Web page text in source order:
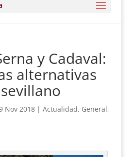
y Cadaval:
alternativas
Nov 2018| Actualidad, General,